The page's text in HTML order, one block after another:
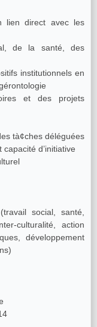
lien direct avec les
de la santé, des
institutionnels en
et des projets
tà¢ches déléguées
d’initiative
social, santé,
culturalité, action
développement